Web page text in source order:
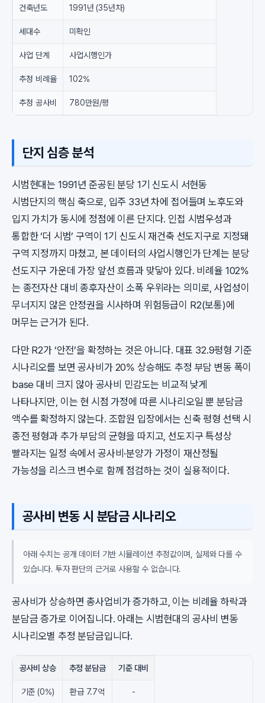
건축년도 1991년 (35년차)
세대수 미확인
사업 단계 사업시행인가
추정 비례율 102%
추정 공사비 780만원/평
단지 심층 분석
시범현대는 1991년 준공된 분당 1기 신도시 서현동
시범단지의 핵심 축으로, 입주 33년 차에 접어들며 노후도와
입지 가치가 동시에 정점에 이른 단지다. 인접 시범우성과
통합한 ‘더 시범’ 구역이 1기 신도시 재건축 선도지구로 지정돼
구역 지정까지 마쳤고, 본 데이터의 사업시행인가 단계는 분당
선도지구 가운데 가장 앞선 흐름과 맞닿아 있다. 비례율 102%
는 종전자산 대비 종후자산이 소폭 우위라는 의미로, 사업성이
무너지지 않은 안정권을 시사하며 위험등급이 R2(보통)에
머무는 근거가 된다.
다만 R2가 ‘안전’을 확정하는 것은 아니다. 대표 32.9평형 기준
시나리오를 보면 공사비가 20% 상승해도 추정 부담 변동 폭이
base 대비 크지 않아 공사비 민감도는 비교적 낮게
나타나지만, 이는 현 시점 가정에 따른 시나리오일 뿐 분담금
액수를 확정하지 않는다. 조합원 입장에서는 신축 평형 선택 시
종전 평형과 추가 부담의 균형을 따지고, 선도지구 특성상
빨라지는 일정 속에서 공사비·분양가 가정이 재산정될
가능성을 리스크 변수로 함께 점검하는 것이 실용적이다.
공사비 변동 시 분담금 시나리오
아래 수치는 공개 데이터 기반 시뮬레이션 추정값이며, 실제와 다를 수
있습니다. 투자 판단의 근거로 사용할 수 없습니다.
공사비가 상승하면 총사업비가 증가하고, 이는 비례율 하락과
분담금 증가로 이어집니다. 아래는 시범현대의 공사비 변동
시나리오별 추정 분담금입니다.
공사비 상승 추정 분담금 기준 대비
기준 (0%) 환급 7.7억 -